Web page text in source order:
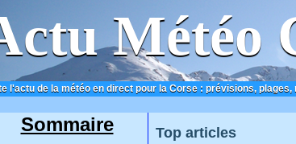
Météo
l'actu de la météo en direct pour la Corse : prévisions,
CONTACT
Top articles
Sommaire